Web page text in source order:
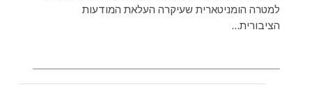
למטרה הומניטארית שעיקרה העלאת המודעות
הציבורית...